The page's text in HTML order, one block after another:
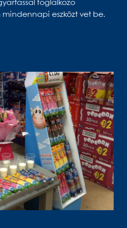
foglalkozó
eszközt vet be.